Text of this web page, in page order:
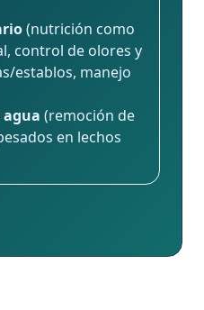
(nutrición como
control de olores y
establos, manejo
(remoción de
en lechos